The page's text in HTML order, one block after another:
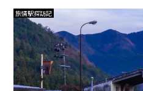
旅情駅探訪記